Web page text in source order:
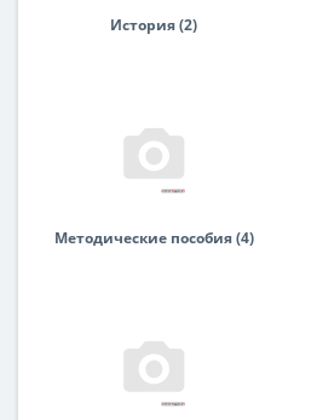
История (2)
Методические пособия (4)